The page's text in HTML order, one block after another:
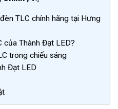
TLC chính hãng tại Hưng
của Thành Đạt LED?
trong chiếu sáng
Đạt LED